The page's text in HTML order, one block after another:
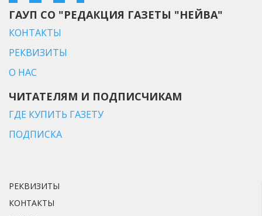
ГАУП СО "РЕДАКЦИЯ ГАЗЕТЫ "НЕЙВА"
КОНТАКТЫ
РЕКВИЗИТЫ
О НАС
ЧИТАТЕЛЯМ И ПОДПИСЧИКАМ
ГДЕ КУПИТЬ ГАЗЕТУ
ПОДПИСКА
РЕКВИЗИТЫ
КОНТАКТЫ